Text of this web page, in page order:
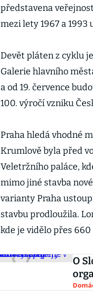
představena
mezi lety 1967 a 1993
Devět pláten z cyklu
Galerie hlavního
a od 19. července
100. výročí vzniku
Praha hledá vhodné
Krumlově byla před
Veletržního paláce,
mimo jiné stavba
varianty Praha
stavbu prodloužila.
kde je vidělo přes
O